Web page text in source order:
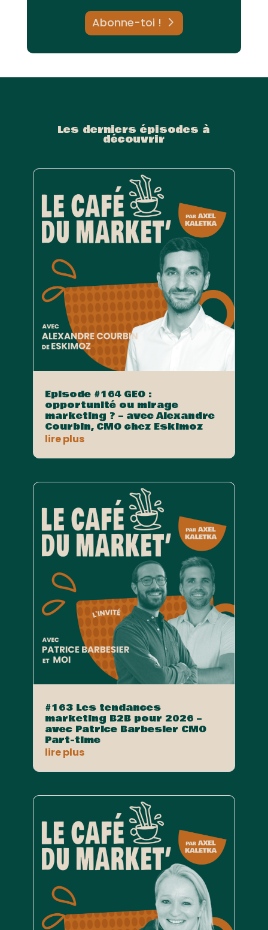
Abonne-toi !
Les derniers épisodes à
découvrir
Episode #164 GEO :
opportunité ou mirage
marketing ? – avec Alexandre
Courbin, CMO chez Eskimoz
lire plus
#163 Les tendances
marketing B2B pour 2026 –
avec Patrice Barbesier CMO
Part-time
lire plus